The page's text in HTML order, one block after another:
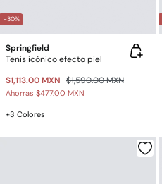
-30%
Springfield
Tenis icónico efecto piel
$1,113.00 MXN $1,590.00 MXN
Ahorras $477.00 MXN
+3 Colores